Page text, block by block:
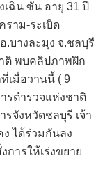
ฉิน ซัน อายุ 31 ปี
าม-ระเบิด
.บางละมุง จ.ชลบุรี
ติ พบคลิปภาพฝึก
เมื่อวานนี้ ( 9
รตำรวจแห่งชาติ
จังหวัดชลบุรี เจ้า
ได้ร่วมกันลง
ารให้เร่งขยาย